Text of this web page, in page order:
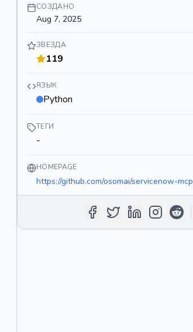
СОЗДАНО
Aug 7, 2025
ЗВЕЗДА
119
ЯЗЫК
Python
ТЕГИ
-
HOMEPAGE
https://github.com/osomai/servicenow-mcp